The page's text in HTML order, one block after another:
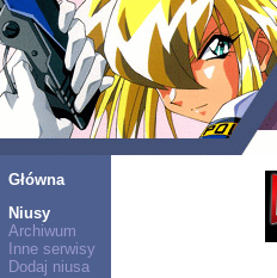
Główna
Niusy
Archiwum
Inne serwisy
Dodaj niusa